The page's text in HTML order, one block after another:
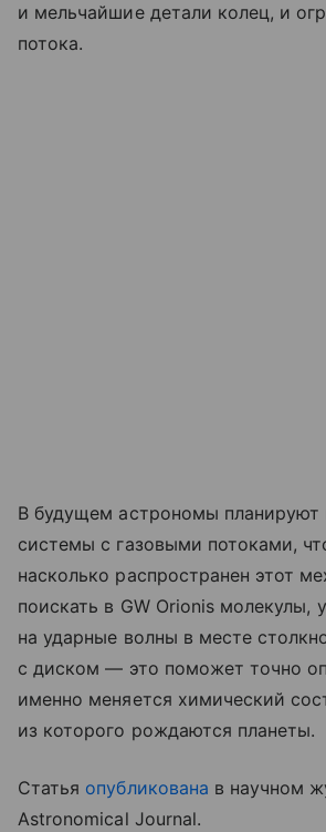
и мельчайшие детали колец, и
потока.
В будущем астрономы планируют
системы с газовыми потоками,
насколько распространен этот
поискать в GW Orionis молекулы,
на ударные волны в месте
с диском — это поможет точно
именно меняется химический
из которого рождаются планеты.
Статья опубликована в научном
Astronomical Journal.